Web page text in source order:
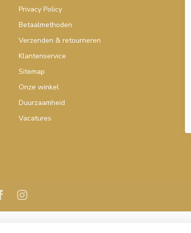
Privacy Policy
Betaalmethoden
Verzenden & retourneren
Klantenservice
Sitemap
Onze winkel
Duurzaamheid
Vacatures